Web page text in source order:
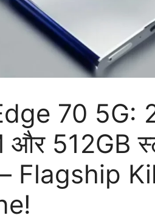
70 5G:
512GB
Flagship